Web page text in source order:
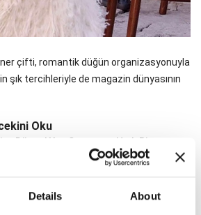
Details About
çifti, romantik düğün organizasyonuyla
şık tercihleriyle de magazin dünyasının
Oku
Döngel Yaz Sezonuna Hızlı Bir
Düzyatan’dan Nemrut